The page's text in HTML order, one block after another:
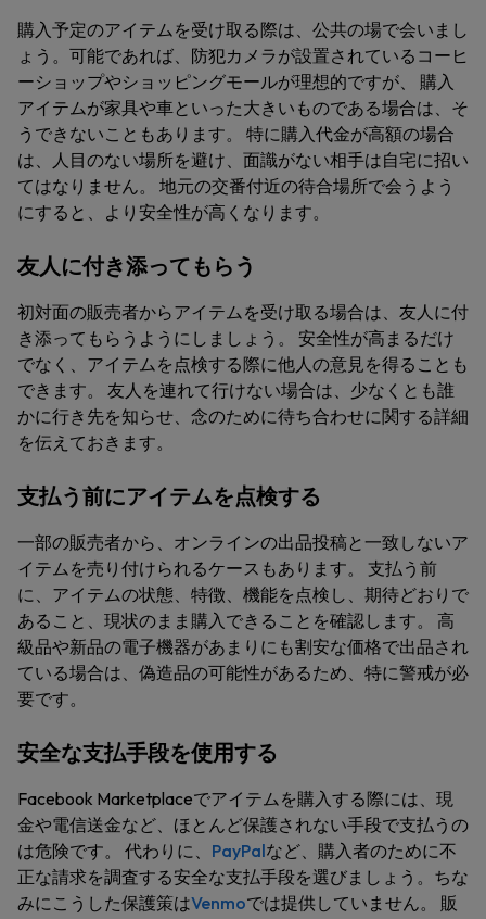
購入予定のアイテムを受け取る際は、公共の場で会いまし
ょう。可能であれば、防犯カメラが設置されているコーヒ
ーショップやショッピングモールが理想的ですが、 購入
アイテムが家具や車といった大きいものである場合は、そ
うできないこともあります。 特に購入代金が高額の場合
は、人目のない場所を避け、面識がない相手は自宅に招い
てはなりません。 地元の交番付近の待合場所で会うよう
にすると、より安全性が高くなります。
友人に付き添ってもらう
初対面の販売者からアイテムを受け取る場合は、友人に付
き添ってもらうようにしましょう。 安全性が高まるだけ
でなく、アイテムを点検する際に他人の意見を得ることも
できます。 友人を連れて行けない場合は、少なくとも誰
かに行き先を知らせ、念のために待ち合わせに関する詳細
を伝えておきます。
支払う前にアイテムを点検する
一部の販売者から、オンラインの出品投稿と一致しないア
イテムを売り付けられるケースもあります。 支払う前
に、アイテムの状態、特徴、機能を点検し、期待どおりで
あること、現状のまま購入できることを確認します。 高
級品や新品の電子機器があまりにも割安な価格で出品され
ている場合は、偽造品の可能性があるため、特に警戒が必
要です。
安全な支払手段を使用する
Facebook Marketplaceでアイテムを購入する際には、現
金や電信送金など、ほとんど保護されない手段で支払うの
は危険です。 代わりに、 PayPalなど、購入者のために不
正な請求を調査する安全な支払手段を選びましょう。ちな
みにこうした保護策はVenmoでは提供していません。 販